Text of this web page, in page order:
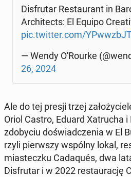
Dis­fru­tar Re­stau­rant in
Ar­chi­tects: El Equipo
pic.twitter.com/
— Wendy O'Ro­ur­ke
26, 2024
Ale do tej presji trzej
Oriol Castro, Eduard Xa­tru­cha
zdo­by­ciu do­świad­cze­nia w El
rzy­li pierw­szy wspólny lokal,
mia­stecz­ku Ca­da­qu­és, dwa
Dis­fru­tar i w 2022 re­stau­ra­cję